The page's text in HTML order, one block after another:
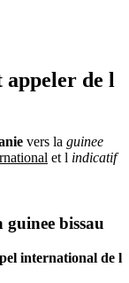
de l
vers la guinee
et l indicatif
bissau
international de l